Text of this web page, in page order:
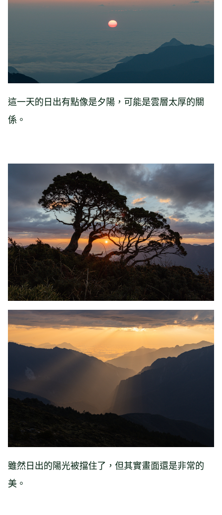
這一天的日出有點像是夕陽，可能是雲層太厚的關
係。
雖然日出的陽光被擋住了，但其實畫面還是非常的
美。